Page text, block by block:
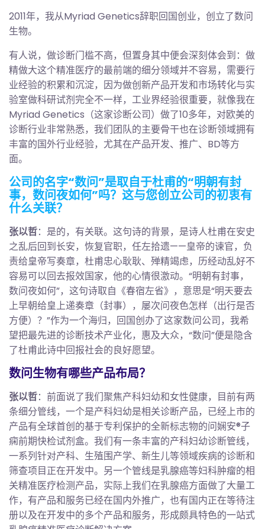
2011年，我从Myriad Genetics辞职回国创业，创立了数问
生物。
有人说，做诊断门槛不高，但置身其中便会深刻体会到：做
精做大这个精准医疗的最前端的细分领域并不容易，需要行
业经验的积累和沉淀，因为做创新产品开发和市场转化与实
验室做科研试剂完全不一样，工业界经验很重要，就像我在
Myriad Genetics（这家诊断公司）做了10多年，对欧美的
诊断行业非常熟悉，我们团队的主要骨干也在诊断领域拥有
丰富的国外行业经验，尤其在产品开发、推广、BD等方
面。
公司的名字“数问”是取自于杜甫的“明朝有封
事，数问夜如何”吗？这与您创立公司的初衷有
什么关联？
张以哲：是的，有关联。这句诗的背景，是诗人杜甫在安史
之乱后回到长安，恢复官职，任左拾遗——皇帝的谏官，负
责给皇帝写奏章，杜甫忠心耿耿、殚精竭虑，历经动乱好不
容易可以回去报效国家，他的心情很激动。“明朝有封事，
数问夜如何”，这句诗取自《春宿左省》，意思是“明天要去
上早朝给皇上递奏章（封事），屡次问夜色怎样（出行是否
方便）？”作为一个海归，回国创办了这家数问公司，我希
望把最先进的诊断技术产业化，惠及大众，“数问”便是隐含
了杜甫此诗中回报社会的良好愿望。
数问生物有哪些产品布局？
张以哲：前面说了我们聚焦产科妇幼和女性健康，目前有两
条细分管线，一个是产科妇幼是相关诊断产品，已经上市的
产品有全球首创的基于专利保护的全新标志物的问娴安®子
痫前期快检试剂盒。我们有一条丰富的产科妇幼诊断管线，
一系列针对产科、生殖围产学、新生儿等领域疾病的诊断和
筛查项目正在开发中。另一个管线是乳腺癌等妇科肿瘤的相
关精准医疗检测产品，实际上我们在乳腺癌方面做了大量工
作，有产品和服务已经在国内外推广，也有国内正在等待注
册以及在开发中的多个产品和服务，形成颇具特色的一站式